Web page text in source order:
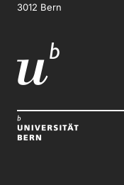
3012 Bern